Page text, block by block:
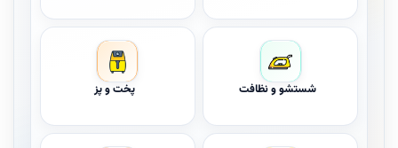
شستشو و نظافت پخت و پز